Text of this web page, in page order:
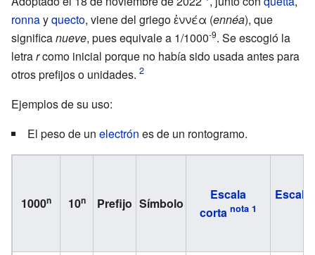
ronnayquecto, viene del griego ἐννέα (ennéa), que
significanueve, pues equivale a 1/1000-9. Se escogió la
letrarcomo inicial porque no había sido usada antes para
otros prefijos o unidades.
Ejemplos de su uso:
El peso de un electrón es de un rontogramo.
1000n 10n Prefijo Símbolo
Escala
corta
Escala